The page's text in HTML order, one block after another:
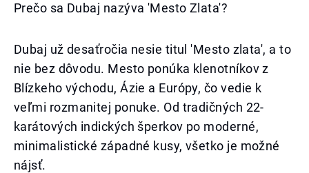
Prečo sa Dubaj nazýva 'Mesto Zlata'?
Dubaj už desaťročia nesie titul 'Mesto zlata', a to
nie bez dôvodu. Mesto ponúka klenotníkov z
Blízkeho východu, Ázie a Európy, čo vedie k
veľmi rozmanitej ponuke. Od tradičných 22-
karátových indických šperkov po moderné,
minimalistické západné kusy, všetko je možné
nájsť.